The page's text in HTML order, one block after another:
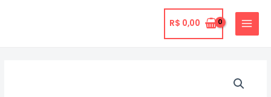
R$ 0,00
MAIN